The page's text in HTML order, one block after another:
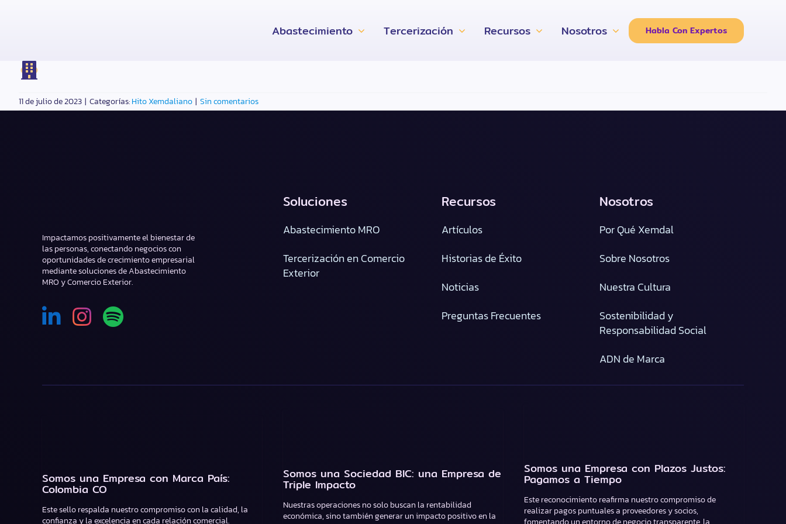
Abastecimiento Tercerización Recursos Nosotros Habla Con Expertos
11 de julio de 2023 | Categorías:Hito Xemdaliano | Sin comentarios
Impactamos positivamente el bienestar de
las personas, conectando negocios con
oportunidades de crecimiento empresarial
mediante soluciones de Abastecimiento
MRO y Comercio Exterior.
Soluciones
Abastecimiento MRO
Tercerización en Comercio
Exterior
Recursos
Artículos
Historias de Éxito
Noticias
Preguntas Frecuentes
Nosotros
Por Qué Xemdal
Sobre Nosotros
Nuestra Cultura
Sostenibilidad y
Responsabilidad Social
ADN de Marca
Somos una Empresa con Marca País:
Colombia CO
Este sello respalda nuestro compromiso con la calidad, la
confianza y la excelencia en cada relación comercial.
Somos una Sociedad BIC: una Empresa de
Triple Impacto
Nuestras operaciones no solo buscan la rentabilidad
económica, sino también generar un impacto positivo en la
Somos una Empresa con Plazos Justos:
Pagamos a Tiempo
Este reconocimiento reafirma nuestro compromiso de
realizar pagos puntuales a proveedores y socios,